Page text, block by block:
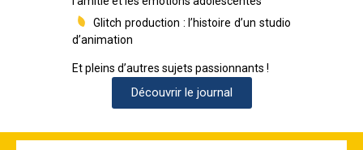
Glitch production : l’histoire d’un studio
d’animation
Et pleins d’autres sujets passionnants !
Découvrir le journal